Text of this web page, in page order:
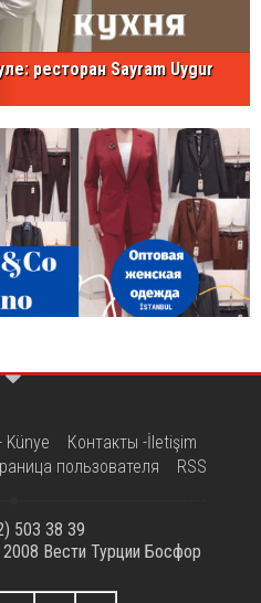
ресторан Sayram Uygur
Künye
Контакты -İletişim
пользователя RSS
503 38 39
Вести Турции Босфор